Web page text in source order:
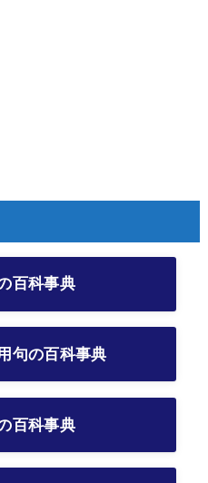
百科事典
句の百科事典
百科事典